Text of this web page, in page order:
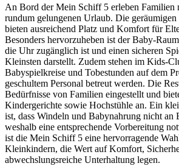
An Bord der Mein Schiff 5 erleben Familien
rundum gelungenen Urlaub. Die
bieten ausreichend Platz und Komfort für
Besonders hervorzuheben ist der Baby-
die Uhr zugänglich ist und einen sicheren
Kleinsten darstellt. Zudem stehen im Kids-
Babyspielkreise und Tobestunden auf dem
geschultem Personal betreut werden. Die
Bedürfnisse von Familien eingestellt und
Kindergerichte sowie Hochstühle an. Ein
ist, dass Windeln und Babynahrung nicht an
weshalb eine entsprechende Vorbereitung
ist die Mein Schiff 5 eine hervorragende
Kleinkindern, die Wert auf Komfort,
abwechslungsreiche Unterhaltung legen.